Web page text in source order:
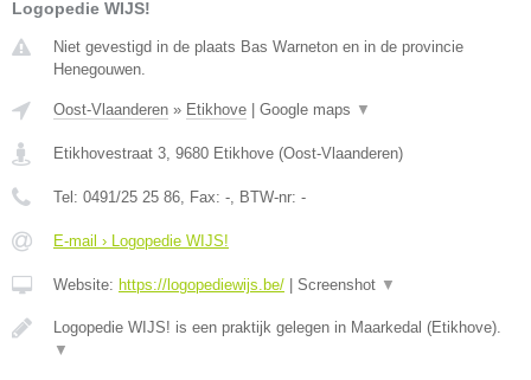
Logopedie WIJS!
Niet gevestigd in de plaats Bas Warneton en in de provincie
Henegouwen.
Oost-Vlaanderen » Etikhove Google maps ▼
Etikhovestraat 3, 9680 Etikhove (Oost-Vlaanderen)
Tel: 0491/25 25 86, Fax: -, BTW-nr: -
E-mail › Logopedie WIJS!
Website: https://logopediewijs.be/ Screenshot ▼
Logopedie WIJS! is een praktijk gelegen in Maarkedal (Etikhove).
▼